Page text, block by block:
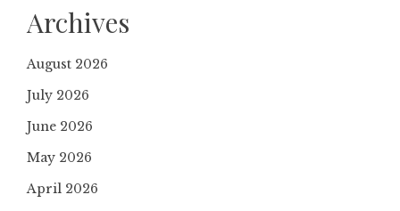
Archives
August 2026
July 2026
June 2026
May 2026
April 2026